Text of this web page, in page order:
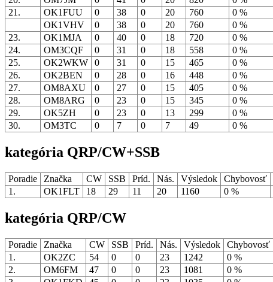
21.
OK1FUU 0 38 0 20 760
0 %
OK1VHV
0 38 0 20 760
0 %
23.
OK1MJA 0 40 0 18 720
0 %
24.
OM3CQF 0 31 0 18 558
0 %
25.
OK2WKW 0 31 0 15 465
0 %
26.
OK2BEN 0 28 0 16 448
0 %
27.
OM8AXU 0 27 0 15 405
0 %
28.
OM8ARG 0 23 0 15 345
0 %
29.
OK5ZH 0 23 0 13 299
0 %
30.
OM3TC 0 7 0 7 49 0 %
kategória QRP/CW+SSB
Poradie Značka CW SSB Príd. Nás. Výsledok Chybovosť
1.
OK1FLT 18 29 11 20 1160 0 %
kategória QRP/CW
Poradie Značka CW SSB Príd. Nás. Výsledok Chybovosť
1.
OK2ZC 54 0 0 23 1242
0 %
2.
OM6FM 47 0 0 23 1081
0 %